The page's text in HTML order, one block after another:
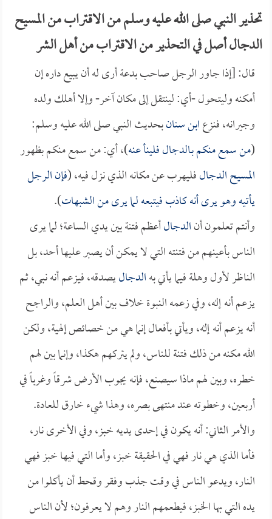
تحذير النبي صلى الله عليه وسلم من الاقتراب من المسيح
الدجال أصل في التحذير من الاقتراب من أهل الشر
قال: [إذا جاور الرجل صاحب بدعة أرى له أن يبيع داره إن
أمكنه وليتحول -أي: لينتقل إلى مكان آخر- وإلا أهلك ولده
وجيرانه، فنزعابن سنانبحديث النبي صلى الله عليه وسلم:
(من سمع منكم بـالدجالفلينأ عنه)، أي: من سمع منكم بظهور
المسيح الدجالفليهرب عن مكانه الذي نزل فيه، (فإن الرجل
يأتيه وهو يرى أنه كاذب فيتبعه لما يرى من الشبهات).
وأنتم تعلمون أنالدجالأعظم فتنة بين يدي الساعة؛ لما يرى
الناس بأعينهم من فتنته التي لا يمكن أن يصبر عليها أحد، بل
الناظر لأول وهلة فيما يأتي بهالدجاليصدقه، فيزعم أنه نبي، ثم
يزعم أنه إله، وفي زعمه النبوة خلاف بين أهل العلم، والراجح
أنه يزعم أنه إله، ويأتي بأفعال إنما هي من خصائص إلهية، ولكن
الله مكنه من ذلك فتنة للناس، ولم يتركهم هكذا، وإنما بين لهم
خطره، وبين لهم ماذا سيصنع، فإنه يجوب الأرض شرقاً وغرباً في
أربعين، وخطوته عند منتهى بصره، وهذا شيء خارق للعادة.
والأمر الثاني: أنه يكون في إحدى يديه خبز، وفي الأخرى نار،
فأما الذي هي نار فهي في الحقيقة خبز، وأما التي فيها خبز فهي
النار، ويدعو الناس في وقت جذب وفقر وقحط أن يأكلوا من
يده التي بها الخبز، فيطعمهم النار وهم لا يعرفون؛ لأن الناس